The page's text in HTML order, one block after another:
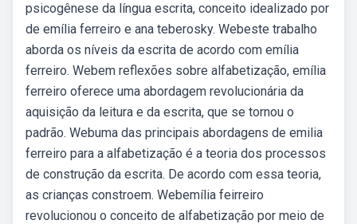
psicogênese da língua escrita, conceito idealizado por
de emília ferreiro e ana teberosky. Webeste trabalho
aborda os níveis da escrita de acordo com emília
ferreiro. Webem reflexões sobre alfabetização, emília
ferreiro oferece uma abordagem revolucionária da
aquisição da leitura e da escrita, que se tornou o
padrão. Webuma das principais abordagens de emilia
ferreiro para a alfabetização é a teoria dos processos
de construção da escrita. De acordo com essa teoria,
as crianças constroem. Webemília feirreiro
revolucionou o conceito de alfabetização por meio de